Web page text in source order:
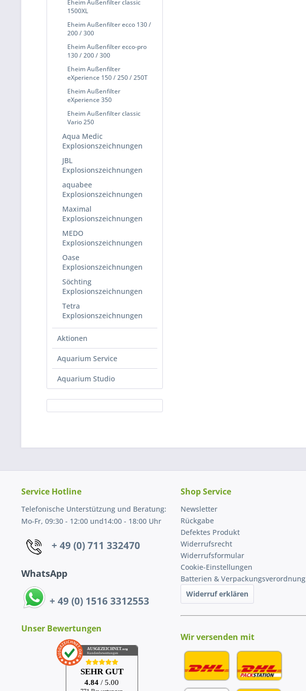
Eheim Außenfilter classic
1500XL
Eheim Außenfilter ecco 130 /
200 / 300
Eheim Außenfilter ecco-pro
130 / 200 / 300
Eheim Außenfilter
eXperience 150 / 250 / 250T
Eheim Außenfilter
eXperience 350
Eheim Außenfilter classic
Vario 250
Aqua Medic
Explosionszeichnungen
JBL
Explosionszeichnungen
aquabee
Explosionszeichnungen
Maximal
Explosionszeichnungen
MEDO
Explosionszeichnungen
Oase
Explosionszeichnungen
Söchting
Explosionszeichnungen
Tetra
Explosionszeichnungen
Aktionen
Aquarium Service
Aquarium Studio
Service Hotline
Telefonische Unterstützung und Beratung:
Mo-Fr, 09:30 - 12:00 und14:00 - 18:00 Uhr
+ 49 (0) 711 332470
WhatsApp
+ 49 (0) 1516 3312553
Unser Bewertungen
AUSGEZEICHNET.org
Kundenbewertungen
SEHR GUT
4.84 / 5.00
Shop Service
Newsletter
Rückgabe
Defektes Produkt
Widerrufsrecht
Widerrufsformular
Cookie-Einstellungen
Batterien & Verpackungsverordnung
Widerruf erklären
Wir versenden mit